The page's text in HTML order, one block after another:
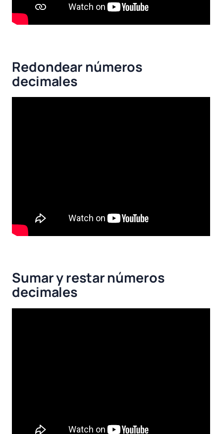
Redondear números
decimales
Sumar y restar números
decimales